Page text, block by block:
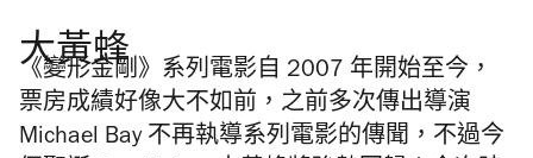
大黃蜂
《變形金剛》系列電影自 2007 年開始至今，
票房成績好像大不如前，之前多次傳出導演
Michael Bay 不再執導系列電影的傳聞，不過今